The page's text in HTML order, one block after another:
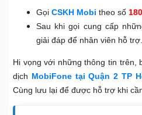
Gọi CSKH Mobi theo số
Sau khi gọi cung cấp
giải đáp để nhân viên hỗ trợ.
Hi vọng với những thông tin trên,
dịch MobiFone tại Quận 2 TP
Cùng lưu lại để được hỗ trợ khi